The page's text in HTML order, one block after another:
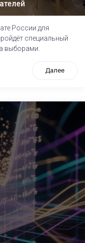
России для
специальный
выборами.
Далее